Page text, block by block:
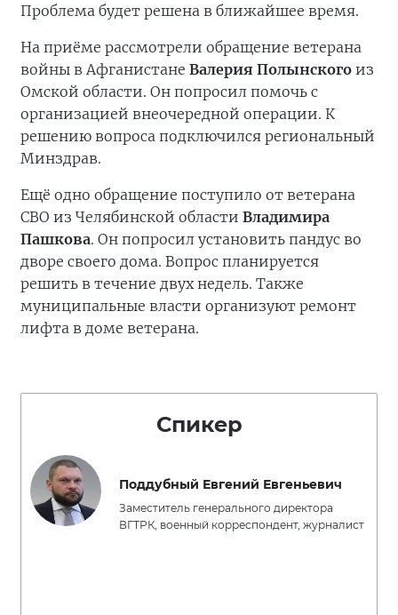
Проблема будет решена в ближайшее время.
На приёме рассмотрели обращение ветерана
войны в Афганистане Валерия Полынского из
Омской области. Он попросил помочь с
организацией внеочередной операции. К
решению вопроса подключился региональный
Минздрав.
Ещё одно обращение поступило от ветерана
СВО из Челябинской области Владимира
Пашкова. Он попросил установить пандус во
дворе своего дома. Вопрос планируется
решить в течение двух недель. Также
муниципальные власти организуют ремонт
лифта в доме ветерана.
Спикер
Поддубный Евгений Евгеньевич
Заместитель генерального директора
ВГТРК, военный корреспондент, журналист